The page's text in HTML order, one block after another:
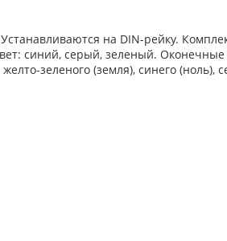
на DIN-рейку.
синий, серый, зеленый.
зеленого (земля), синего (ноль),